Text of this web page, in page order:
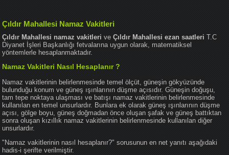
Çıldır Mahallesi Namaz Vakitleri
Çıldır Mahallesi namaz vakitleri veÇıldır Mahallesi ezan saatleri T.C
Diyanet İşleri Başkanlığı fetvalarına uygun olarak, matematiksel
yöntemlerle hesaplanmaktadır.
Namaz Vakitleri Nasıl Hesaplanır ?
Namaz vakitlerinin belirlenmesinde temel ölçüt, güneşin gökyüzünde
bulunduğu konum ve güneş ışınlarının düşme açısıdır. Güneşin doğuşu,
tam tepe noktaya ulaşması ve batışı namaz vakitlerinin belirlenmesinde
kullanılan en temel unsurlardır. Bunlara ek olarak güneş ışınlarının düşme
açısı, gölge boyu, güneş doğmadan önce oluşan şafak ve güneş battıktan
sonra oluşan kızıllık namaz vakitlerinin belirlenmesinde kullanılan diğer
unsurlardır.
"Namaz vakitlerinin nasıl hesaplanır?" sorusunun en net yanıtı aşağıdaki
hadis-i şerifte verilmiştir.